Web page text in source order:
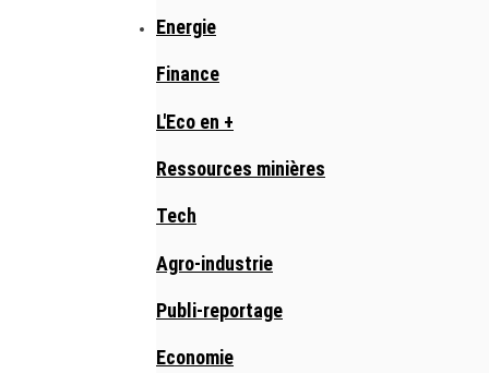
Energie
Finance
L'Eco en +
Ressources minières
Tech
Agro-industrie
Publi-reportage
Economie